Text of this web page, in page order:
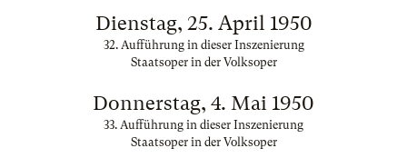
Dienstag, 25. April 1950
32. Aufführung in dieser Inszenierung
Staatsoper in der Volksoper
Donnerstag, 4. Mai 1950
33. Aufführung in dieser Inszenierung
Staatsoper in der Volksoper